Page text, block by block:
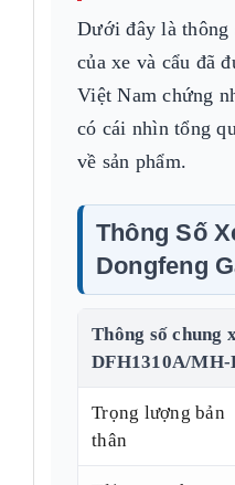
Dưới đây là
của xe và cẩu đã
Việt Nam chứng
có cái nhìn tổng
về sản phẩm.
Thông Số
Dongfeng
Thông số chung
DFH1310A/MH-
Trọng lượng bản
thân